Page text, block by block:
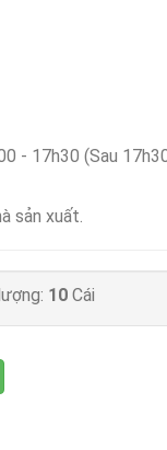
- 17h30 (Sau
sản xuất.
10 Cái